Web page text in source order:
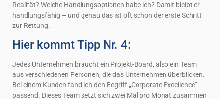
Realität? Welche Handlungsoptionen habe ich? Damit bleibt er
handlungsfähig – und genau das ist oft schon der erste Schritt
zur Rettung.
Hier kommt Tipp Nr. 4:
Jedes Unternehmen braucht ein Projekt-Board, also ein Team
aus verschiedenen Personen, die das Unternehmen überblicken.
Bei einem Kunden fand ich den Begriff „Corporate Excellence”
passend. Dieses Team setzt sich zwei Mal pro Monat zusammen